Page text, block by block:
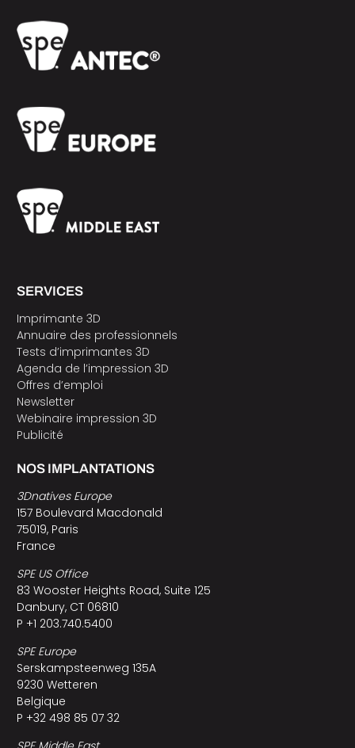
SERVICES
Imprimante 3D
Annuaire des professionnels
Tests d’imprimantes 3D
Agenda de l’impression 3D
Offres d’emploi
Newsletter
Webinaire impression 3D
Publicité
NOS IMPLANTATIONS
3Dnatives Europe
157 Boulevard Macdonald
75019, Paris
France
SPE US Office
83 Wooster Heights Road, Suite 125
Danbury, CT 06810
P +1 203.740.5400
SPE Europe
Serskampsteenweg 135A
9230 Wetteren
Belgique
P +32 498 85 07 32